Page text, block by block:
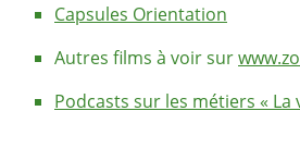
Capsules Orientation
Autres films à voir sur
Podcasts sur les métiers « La